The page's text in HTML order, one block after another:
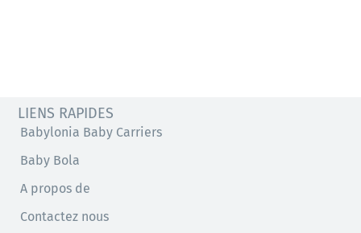
LIENS RAPIDES
Babylonia Baby Carriers
Baby Bola
A propos de
Contactez nous